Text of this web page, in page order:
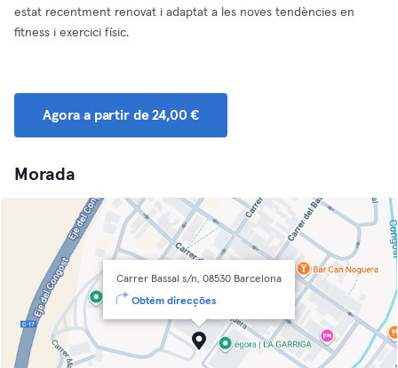
estat recentment renovat i adaptat a les noves tendències en
fitness i exercici físic.
Agora a partir de 24,00 €
Morada
Carrer Bassal s/n, 08530 Barcelona
Obtém direcções